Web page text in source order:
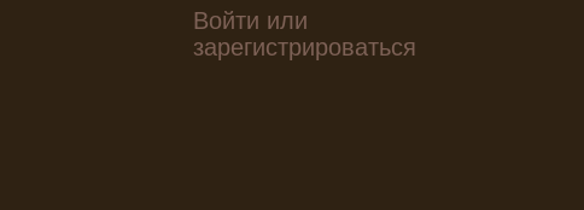
Войти или
зарегистрироваться